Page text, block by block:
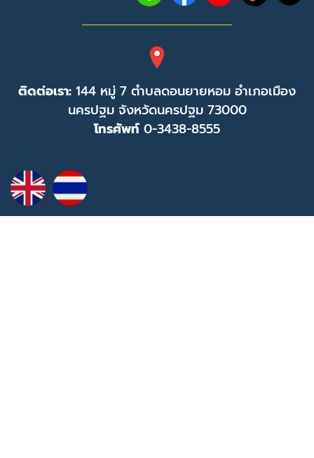
ติดต่อเรา: 144 หมู่ 7 ตำบลดอนยายหอม อำเภอเมือง
นครปฐม จังหวัดนครปฐม 73000
โทรศัพท์ 0-3438-8555